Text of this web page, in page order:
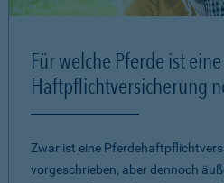
Für welche Pferde ist eine
Haftpflichtversicherung
Zwar ist eine
vorgeschrieben, aber dennoch